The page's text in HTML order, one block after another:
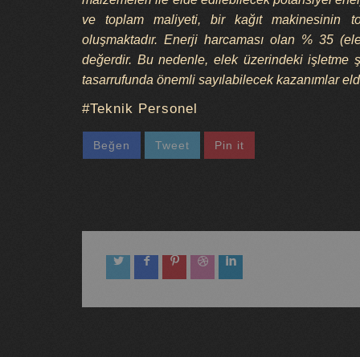
ve toplam maliyeti, bir kağıt makinesinin
oluşmaktadır. Enerji harcaması olan % 35
değerdir. Bu nedenle, elek üzerindeki işletme
tasarrufunda önemli sayılabilecek kazanımlar
Teknik Personel
Beğen Tweet Pin it